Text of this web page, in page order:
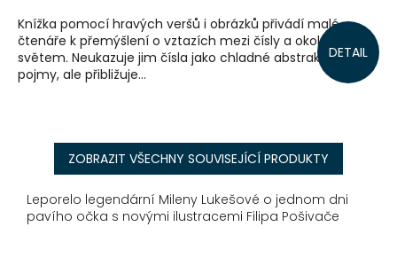
DETAIL
Knížka pomocí hravých veršů i obrázků přivádí malé
čtenáře k přemýšlení o vztazích mezi čísly a okolním
světem. Neukazuje jim čísla jako chladné abstraktní
pojmy, ale přibližuje...
ZOBRAZIT VŠECHNY SOUVISEJÍCÍ PRODUKTY
Leporelo legendární Mileny Lukešové o jednom dni
pavího očka s novými ilustracemi Filipa Pošivače